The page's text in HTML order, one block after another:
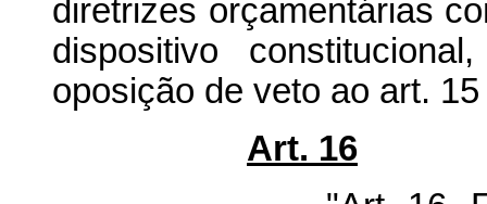
diretrizes orçamentárias
dispositivo
oposição de veto ao art.
Art. 16